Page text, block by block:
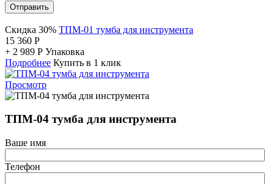
Отправить
Скидка 30% ТПМ-01 тумба для инструмента
15 360 Р
+ 2 989 Р Упаковка
Подробнее Купить в 1 клик
Просмотр
ТПМ-04 тумба для инструмента
Ваше имя
Телефон